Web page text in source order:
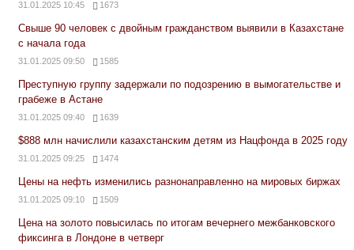
31.01.2025 10:45 1673
Свыше 90 человек с двойным гражданством выявили в Казахстане
с начала года
31.01.2025 09:50 1585
Преступную группу задержали по подозрению в вымогательстве и
грабеже в Астане
31.01.2025 09:40 1639
$888 млн начислили казахстанским детям из Нацфонда в 2025 году
31.01.2025 09:25 1474
Цены на нефть изменились разнонаправленно на мировых биржах
31.01.2025 09:10 1509
Цена на золото повысилась по итогам вечернего межбанковского
фиксинга в Лондоне в четверг